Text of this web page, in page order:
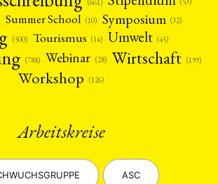
ARBEITSKREISE VERANSTALTUNGEN
GRANT DER DGA MITGLIEDERBEREICH
(661)
Summer School (10) Symposium (32)
(500) Tourismus (14) Umwelt (45)
(788) Webinar (28) Wirtschaft (199)
Workshop (126)
Arbeitskreise
ASC